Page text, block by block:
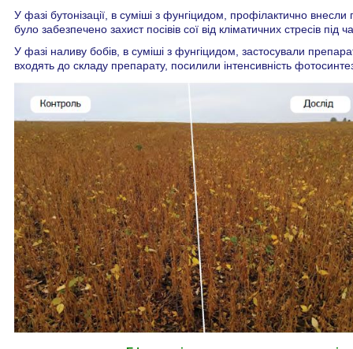
У фазі бутонізації, в суміші з фунгіцидом, профілактично
було забезпечено захист посівів сої від кліматичних стресів під
У фазі наливу бобів, в суміші з фунгіцидом, застосували
входять до складу препарату, посилили інтенсивність